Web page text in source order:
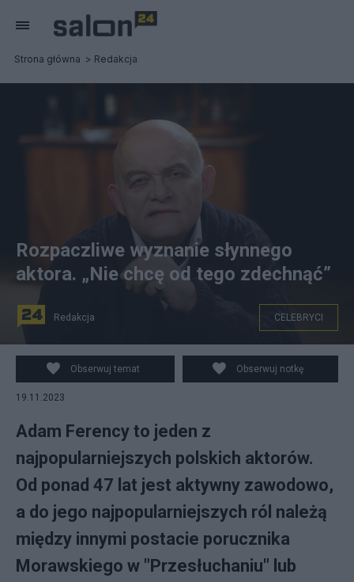
Strona główna Redakcja
Fot. PAP/Rafał Guz
Rozpaczliwe wyznanie słynnego
aktora. „Nie chcę od tego zdechnąć”
Redakcja CELEBRYCI
Obserwuj temat Obserwuj notkę
19.11.2023
Adam Ferency to jeden z
najpopularniejszych polskich aktorów.
Od ponad 47 lat jest aktywny zawodowo,
a do jego najpopularniejszych ról należą
między innymi postacie porucznika
Morawskiego w "Przesłuchaniu" lub